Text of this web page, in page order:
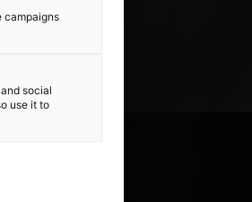
campaigns
social
use it to